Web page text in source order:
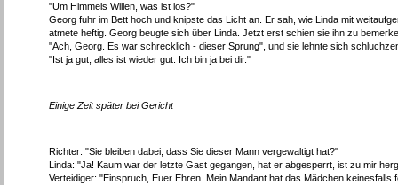
"Um Himmels Willen, was ist los?"
Georg fuhr im Bett hoch und knipste das Licht an. Er sah, wie Linda mit
atmete heftig. Georg beugte sich über Linda. Jetzt erst schien sie ihn zu
"Ach, Georg. Es war schrecklich - dieser Sprung", und sie lehnte sich
"Ist ja gut, alles ist wieder gut. Ich bin ja bei dir."
Einige Zeit später bei Gericht
Richter: "Sie bleiben dabei, dass Sie dieser Mann vergewaltigt hat?"
Linda: "Ja! Kaum war der letzte Gast gegangen, hat er abgesperrt, ist zu mir
Verteidiger: "Einspruch, Euer Ehren. Mein Mandant hat das Mädchen